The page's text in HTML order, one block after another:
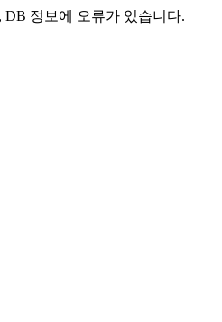
DB 정보에 오류가 있습니다.